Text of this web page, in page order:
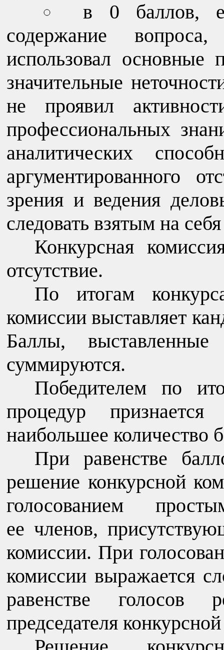
в 0 баллов,
содержание
использовал основные
значительные
не проявил
профессиональных
аналитических
аргументированного
зрения и ведения
следовать взятым на
Конкурсная
отсутствие.
По итогам
комиссии выставляет
Баллы,
суммируются.
Победителем по
процедур
наибольшее количество
При равенстве
решение конкурсной
голосованием
ее членов,
комиссии. При
комиссии выражается
равенстве голосов
председателя